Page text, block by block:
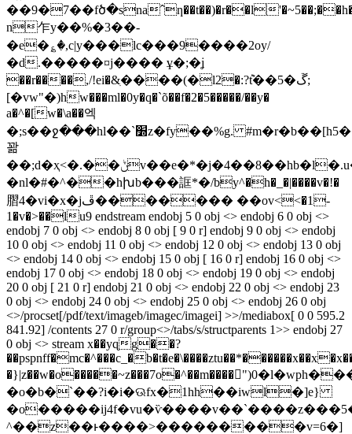
��9�7��fծ�snaˆƞ��t��)�r��l
n乍y��%�3��-
�e�؏�,c|y���lc���9����2oy/
�d.�����¤j���� ұ�;�ʝ
��r����,/!ei�&ִ����(�l2�:?݉t��5�ڱ;
[�vw"�)hw���ml�0y�q�`õ��f�2�5�����/��y�
a�^�[w�\a��엑
�;s��ջ���hl��`׽z�fy��%g. #m�r�b��[h5��z��y�w��\�����'k��5qv�zx�j>]>l�l'�^xй
꽒
��;d�ҳ<�.��ݨv��e�*�j�4��8��hb�l�.u��|
�nl�#�^��hխb���誆*�/by^�h�_�|����v�!�
䐲4�vi�x�jڦ������� ��ov<<�1-
1�v�>��lu9 endstream endobj 5 0 obj <> endobj 6 0 obj <>
endobj 7 0 obj <> endobj 8 0 obj [ 9 0 r] endobj 9 0 obj <> endobj
10 0 obj <> endobj 11 0 obj <> endobj 12 0 obj <> endobj 13 0 obj
<> endobj 14 0 obj <> endobj 15 0 obj [ 16 0 r] endobj 16 0 obj <>
endobj 17 0 obj <> endobj 18 0 obj <> endobj 19 0 obj <> endobj
20 0 obj [ 21 0 r] endobj 21 0 obj <> endobj 22 0 obj <> endobj 23
0 obj <> endobj 24 0 obj <> endobj 25 0 obj <> endobj 26 0 obj
<>/procset[/pdf/text/imageb/imagec/imagei] >>/mediabox[ 0 0 595.2
841.92] /contents 27 0 r/group<>/tabs/s/structparents 1>> endobj 27
0 obj <> stream x��yɋg��?
�o�b�`��?i�i�ଊfx�1hh��iwl�]e}
^��z��ͱ����>���������v=6�]